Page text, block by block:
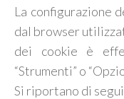
La configurazione
dal browser
dei cookie è
“Strumenti” o
Si riportano di